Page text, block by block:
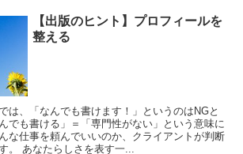
【出版のヒント】プロフィールを
整える
は、「なんでも書けます！」というのはNGと
でも書ける」＝「専門性がない」という意味に
な仕事を頼んでいいのか、クライアントが判断
。 あなたらしさを表す一...